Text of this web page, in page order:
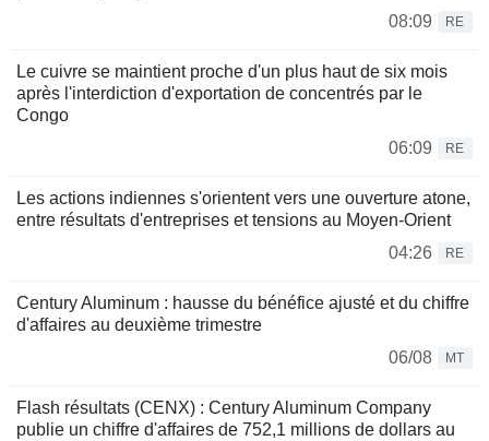
08:09
RE
Le cuivre se maintient proche d'un plus haut de six mois
après l'interdiction d'exportation de concentrés par le
Congo
06:09
RE
Les actions indiennes s'orientent vers une ouverture atone,
entre résultats d'entreprises et tensions au Moyen-Orient
04:26
RE
Century Aluminum : hausse du bénéfice ajusté et du chiffre
d'affaires au deuxième trimestre
06/08
MT
Flash résultats (CENX) : Century Aluminum Company
publie un chiffre d'affaires de 752,1 millions de dollars au